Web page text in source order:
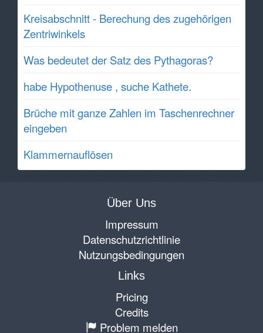
Kreisabschnitt - Berechung des zugehörigen
Zentriwinkels
Was bedeutet der Satz des Pythagoras?
habe Hypothenuse , suche Kathete.
Brüche mit ganze Zahlen im Taschenrechner
eingeben
Klammernauflösen
Über Uns
Impressum
Datenschutzrichtlinie
Nutzungsbedingungen
Links
Pricing
Credits
Problem melden